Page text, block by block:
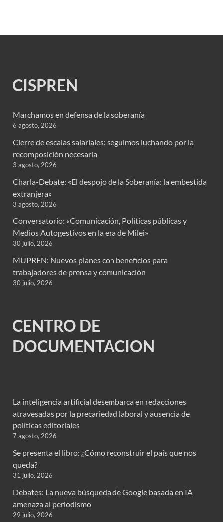
CISPREN
Marchamos en defensa de la soberanía
6 agosto, 2026
Cierre de escalas salariales: seguimos luchando por la
recomposición necesaria
3 agosto, 2026
Charla-Debate: «El despojo de la Soberanía: la embestida
extranjera»
3 agosto, 2026
Conversatorio: «Comunicación, Políticas públicas y
Medios Autogestivos en la era de Milei»
30 julio, 2026
MUPREN: Nuevos planes con beneficios para
trabajadores de prensa y comunicación
30 julio, 2026
CENTRO DE
DOCUMENTACION
La inteligencia artificial desembarca en redacciones
atravesadas por la precariedad laboral y ausencia de
políticas editoriales
7 agosto, 2026
Se presenta el libro: ¿Cómo reconstruir el país que nos
queda?
31 julio, 2026
Debates: La nueva búsqueda de Google basada en IA
amenaza al periodismo
29 julio, 2026